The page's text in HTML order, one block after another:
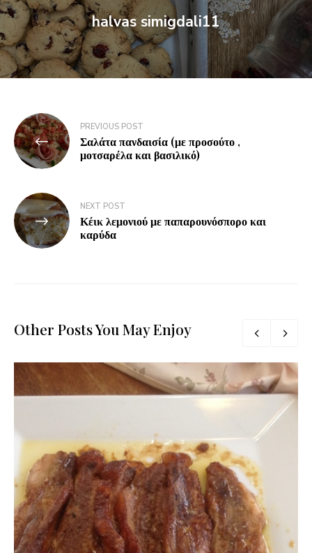
halvas simigdali11
PREVIOUS POST
Σαλάτα πανδαισία (με προσούτο ,
μοτσαρέλα και βασιλικό)
NEXT POST
Κέικ λεμονιού με παπαρουνόσπορο και
καρύδα
Other Posts You May Enjoy